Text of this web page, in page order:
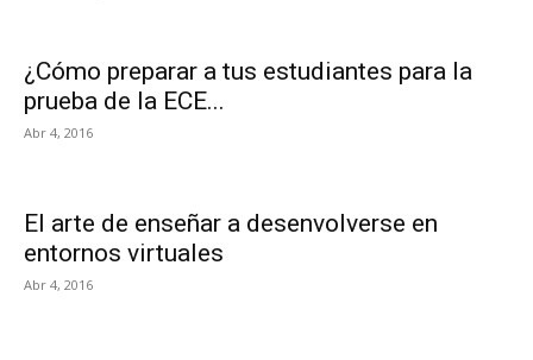
¿Cómo preparar a tus estudiantes para la
prueba de la ECE...
Abr 4, 2016
El arte de enseñar a desenvolverse en
entornos virtuales
Abr 4, 2016